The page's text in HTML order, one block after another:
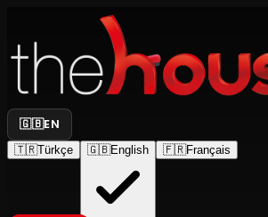
🇬🇧EN
🇹🇷Türkçe 🇬🇧English 🇫🇷Français